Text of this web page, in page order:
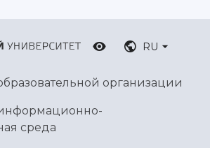
RU
организации
среда